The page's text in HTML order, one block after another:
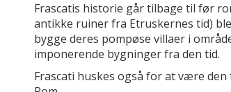
Frascatis historie går tilbage til før
antikke ruiner fra Etruskernes tid)
bygge deres pompøse villaer i
imponerende bygninger fra den tid.
Frascati huskes også for at være